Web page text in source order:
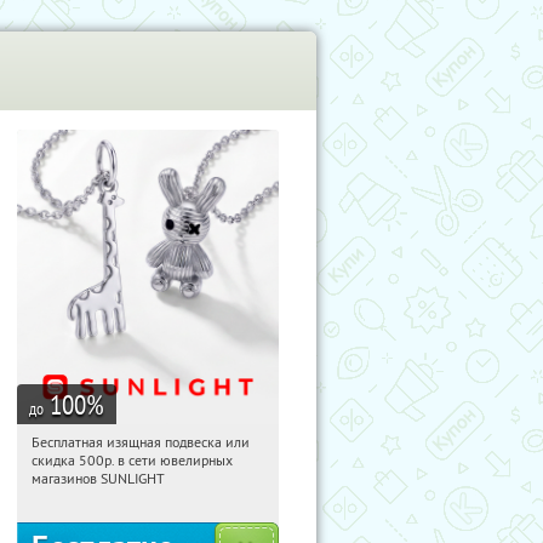
до 100%
09:52:18 Получили:
Россия
Бесплатная изящная подвеска или
скидка 500р. в сети ювелирных
магазинов SUNLIGHT